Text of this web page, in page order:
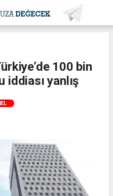
100 bin
iddiası yanlış